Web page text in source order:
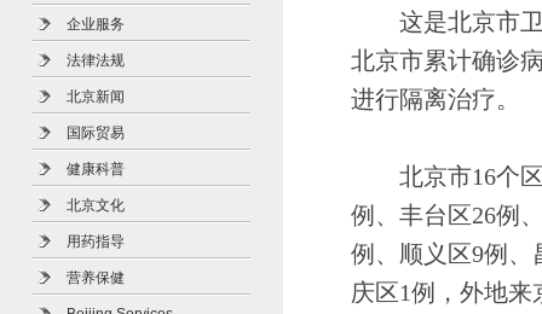
企业服务
法律法规
北京新闻
国际贸易
健康科普
北京文化
用药指导
营养保健
这是北京市卫
北京市累计确诊
进行隔离治疗。
北京市16个区
例、丰台区26例
例、顺义区9例、
庆区1例，外地